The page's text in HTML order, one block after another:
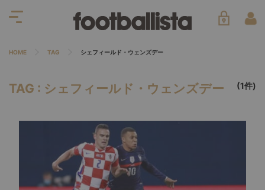
HOME TAG シェフィールド・ウェンズデー
TAG : シェフィールド・ウェンズデー (1件)